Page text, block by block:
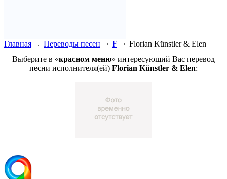
Главная Переводы песен F
Florian Künstler & Elen
Выберите в «красном меню» интересующий Вас перевод
песни исполнителя(ей) Florian Künstler & Elen: